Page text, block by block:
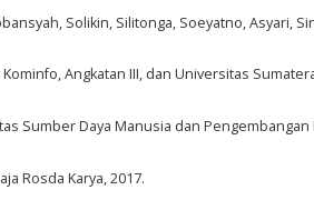
Solikin, Silitonga, Soeyatno, Asyari,
Angkatan III, dan Universitas
Sumber Daya Manusia dan
Rosda Karya, 2017.